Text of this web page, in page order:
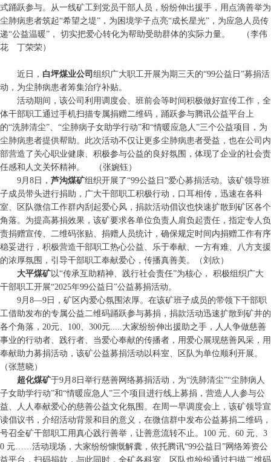
式踊跃参与。从一线矿工到党员干部人员，纷纷伸出援手，用点滴善举为
尘肺病患者筑起“希望之堤”，为困境学子点亮“成长星光”，为应急人员传
递“公益温暖”， 切实把爱心转化为帮助受助群体的实际力量。
（李伟
花 丁荣荣）
近日， 白坪煤业公司 组织广大职工开展为期三天的“99公益日”募捐活
动，为尘肺病患者筹集治疗补贴。
活动期间，该公司利用调度会、班前会等时间积极做好宣传工作，全
体干部职工通过手机扫描专属捐赠二维码，踊跃参与腾讯公益平台上
的“洗肺清尘”、“尘肺病子女助学行动”和“情暖应急人”三个公益项目，为
尘肺病患者提供帮助。此次活动不仅让更多尘肺病患者受益，也在公司内
部营造了关心职业健康、积极参与公益的良好氛围，体现了企业的社会责
任感和人文关怀精神。 （张婉钰）
9月8日， 芦沟煤矿组织开展了“99公益日”爱心募捐活动。该矿领导班
子成员带头进行捐助，广大干部职工积极行动，口耳相传，迅速在各科
室、区队微信工作群内刮起爱心风，捐款活动倡议也快速扩散到矿区各个
角落。为提高募捐效果，该矿要求各单位负责人肩负起责任，指定专人负
责捐赠宣传、二维码张贴、捐赠人员统计，确保规定时间内捐赠工作有序
稳妥进行，积极营造干部职工热心公益、乐于奉献、一方有难、八方支援
的浓厚氛围，引导干部职工奉献爱心，传播真善美。（刘欣）
大平煤矿以“传承互助精神、践行社会责任”为核心， 积极组织广大
干部职工开展“2025年99公益日”公益募捐活动。
9月8—9日，矿区内爱心氛围浓厚。在该矿班子成员的带领下干部职
工借助发布的专属公益二维码踊跃参与募捐，捐款活动迅速扩散到矿井的
各个角落，20元、100、300元.....大家纷纷伸出援助之手，人人争做慈善
事业的行动者、践行者、当爱心奉献的传播者，用爱心展现慈善风采，用
奉献助力募捐活动，该矿公益募捐活动以科室、区队为单位顺利开展。
（张慧晓）
超化煤矿于9月8日举行慈善网络募捐活动，为“洗肺清尘”“尘肺病人
子女助学行动”和“情暖应急人”三个项目进行线上募捐，营造人人参与公
益、人人奉献爱心的慈善公益文化氛围。在周一早调度会上，该矿领导宣
读倡议书，介绍活动背景和目的意义，在微信群中发布公益募捐二维码，
号召全矿干部职工用真心践行善举，让善意流转不止。100 元、60 元、3
0 元……活动现场，大家纷纷慷慨解囊，依托腾讯“99公益日”网络筹资公
益平台，扫码捐款，与此同时，全矿各科室、区队也纷纷通过扫描二维码